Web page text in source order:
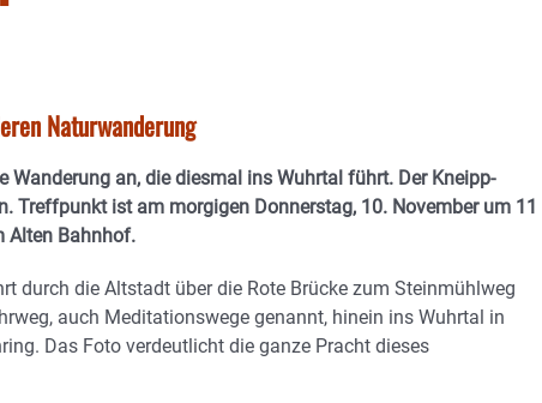
Naturwanderung
Wanderung an, die diesmal ins Wuhrtal führt. Der Kneipp-
Treffpunkt ist am morgigen Donnerstag, 10. November um 11
Alten Bahnhof.
durch die Altstadt über die Rote Brücke zum Steinmühlweg
auch Meditationswege genannt, hinein ins Wuhrtal in
Das Foto verdeutlicht die ganze Pracht dieses